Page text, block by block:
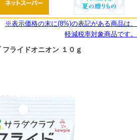
※表示価格の末に(8%)の表記がある商品は、
軽減税率対象商品です。
ライドオニオン １０ｇ